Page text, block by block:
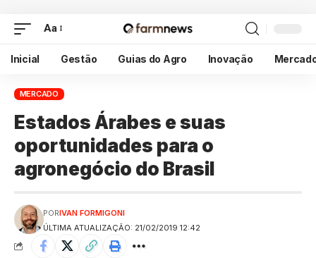
Aa
Inicial Gestão Guias do Agro Inovação
MERCADO
Estados Árabes e suas
oportunidades para o
agronegócio do Brasil
ÚLTIMA ATUALIZAÇÃO: 21/02/2019 12:42
PORIVAN FORMIGONI